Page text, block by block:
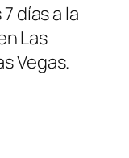
días a la
Las
Vegas.